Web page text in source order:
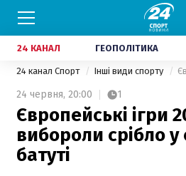
24 КАНАЛ ГЕОПОЛІТИКА
24 канал Спорт Інші види спорту
24 червня, 20:00 1
Європейські ігри
вибороли срібло
батуті